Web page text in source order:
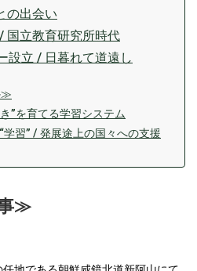
の出会い
国立教育研究所時代
設立 / 日暮れて道遠し
≫
”を育てる学習システム
習” / 発展途上の国々への支援
≫